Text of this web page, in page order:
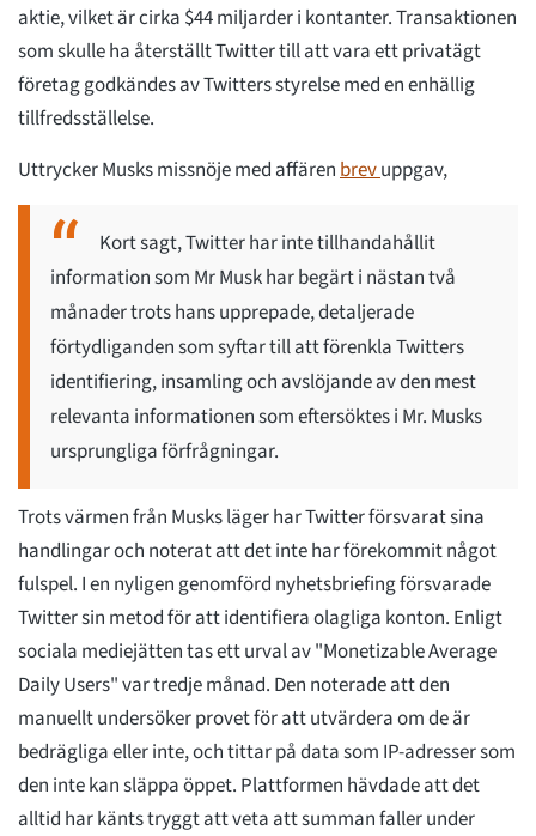
aktie, vilket är cirka $44 miljarder i kontanter. Transaktionen
som skulle ha återställt Twitter till att vara ett privatägt
företag godkändes av Twitters styrelse med en enhällig
tillfredsställelse.
Uttrycker Musks missnöje med affären brevuppgav,
Kort sagt, Twitter har inte tillhandahållit
information som Mr Musk har begärt i nästan två
månader trots hans upprepade, detaljerade
förtydliganden som syftar till att förenkla Twitters
identifiering, insamling och avslöjande av den mest
relevanta informationen som eftersöktes i Mr. Musks
ursprungliga förfrågningar.
Trots värmen från Musks läger har Twitter försvarat sina
handlingar och noterat att det inte har förekommit något
fulspel. I en nyligen genomförd nyhetsbriefing försvarade
Twitter sin metod för att identifiera olagliga konton. Enligt
sociala mediejätten tas ett urval av "Monetizable Average
Daily Users" var tredje månad. Den noterade att den
manuellt undersöker provet för att utvärdera om de är
bedrägliga eller inte, och tittar på data som IP-adresser som
den inte kan släppa öppet. Plattformen hävdade att det
alltid har känts tryggt att veta att summan faller under